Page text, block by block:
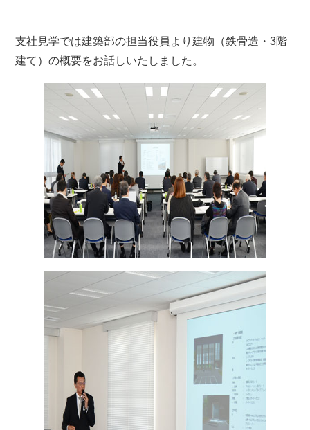
支社見学では建築部の担当役員より建物（鉄骨造・3階
建て）の概要をお話しいたしました。